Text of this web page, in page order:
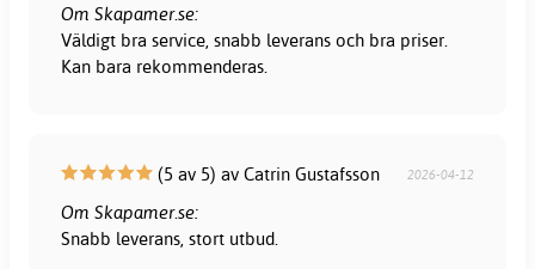
Om Skapamer.se:
Väldigt bra service, snabb leverans och bra priser.
Kan bara rekommenderas.
(5 av 5) av Catrin Gustafsson 2026-04-12
Om Skapamer.se:
Snabb leverans, stort utbud.